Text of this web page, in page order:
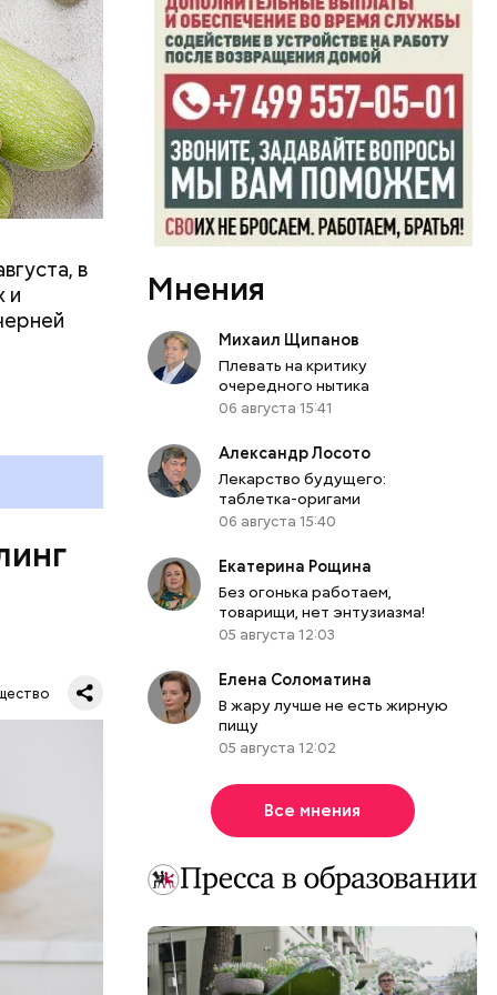
в
и
у
Мнения
Михаил Щипанов
Плевать на критику
очередного нытика
06 августа 15:41
Александр Лосото
Лекарство будущего:
таблетка-оригами
06 августа 15:40
Екатерина Рощина
Без огонька работаем,
товарищи, нет энтузиазма!
05 августа 12:03
Елена Соломатина
В жару лучше не есть жирную
пищу
05 августа 12:02
Все мнения